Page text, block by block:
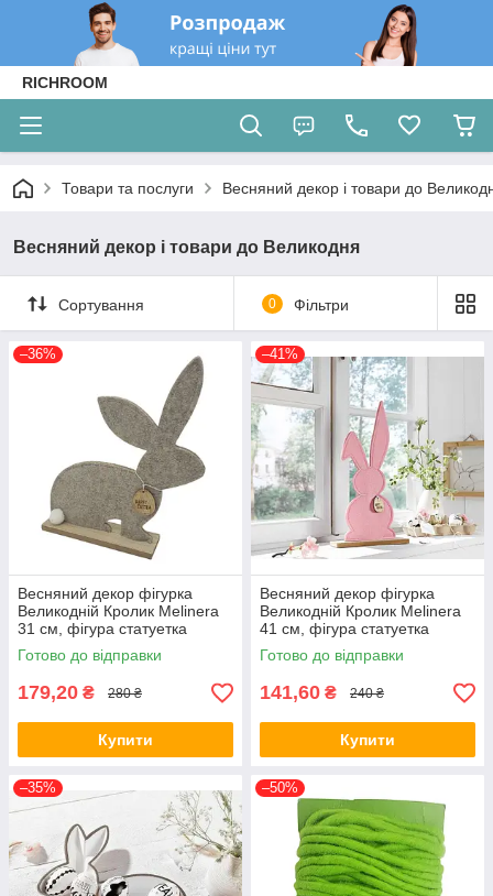
RICHROOM
Товари та послуги Весняний декор і товари до
Весняний декор і товари до Великодня
Сортування 0 Фільтри
–36%
Весняний декор фігурка
Великодній Кролик Melinera
31 см, фігура статуетка
кролика на підставці
Готово до відправки
179,20 ₴ 280 ₴
Купити
–41%
Весняний декор фігурка
Великодній Кролик Melinera
41 см, фігура статуетка
кролика на підставці
Готово до відправки
141,60 ₴ 240 ₴
Купити
–35% –50%